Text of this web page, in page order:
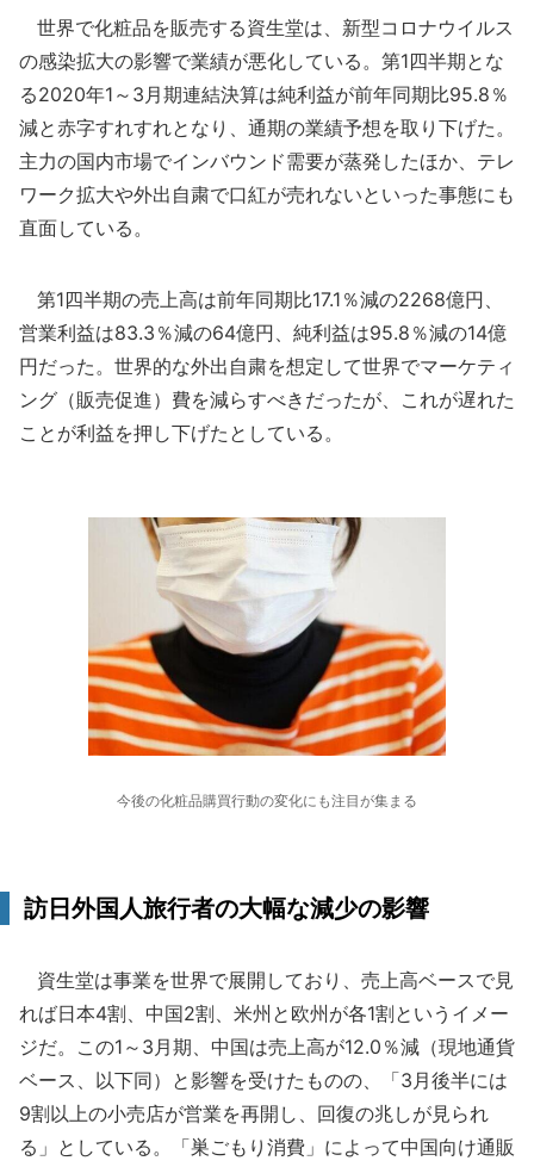
世界で化粧品を販売する資生堂は、新型コロナウイルス
の感染拡大の影響で業績が悪化している。第1四半期とな
る2020年1～3月期連結決算は純利益が前年同期比95.8％
減と赤字すれすれとなり、通期の業績予想を取り下げた。
主力の国内市場でインバウンド需要が蒸発したほか、テレ
ワーク拡大や外出自粛で口紅が売れないといった事態にも
直面している。
第1四半期の売上高は前年同期比17.1％減の2268億円、
営業利益は83.3％減の64億円、純利益は95.8％減の14億
円だった。世界的な外出自粛を想定して世界でマーケティ
ング（販売促進）費を減らすべきだったが、これが遅れた
ことが利益を押し下げたとしている。
今後の化粧品購買行動の変化にも注目が集まる
訪日外国人旅行者の大幅な減少の影響
資生堂は事業を世界で展開しており、売上高ベースで見
れば日本4割、中国2割、米州と欧州が各1割というイメー
ジだ。この1～3月期、中国は売上高が12.0％減（現地通貨
ベース、以下同）と影響を受けたものの、「3月後半には
9割以上の小売店が営業を再開し、回復の兆しが見られ
る」としている。「巣ごもり消費」によって中国向け通販